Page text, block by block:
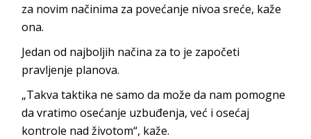
za novim načinima za povećanje nivoa sreće, kaže
ona.
Jedan od najboljih načina za to je započeti
pravljenje planova.
„Takva taktika ne samo da može da nam pomogne
da vratimo osećanje uzbuđenja, već i osećaj
kontrole nad životom“, kaže.